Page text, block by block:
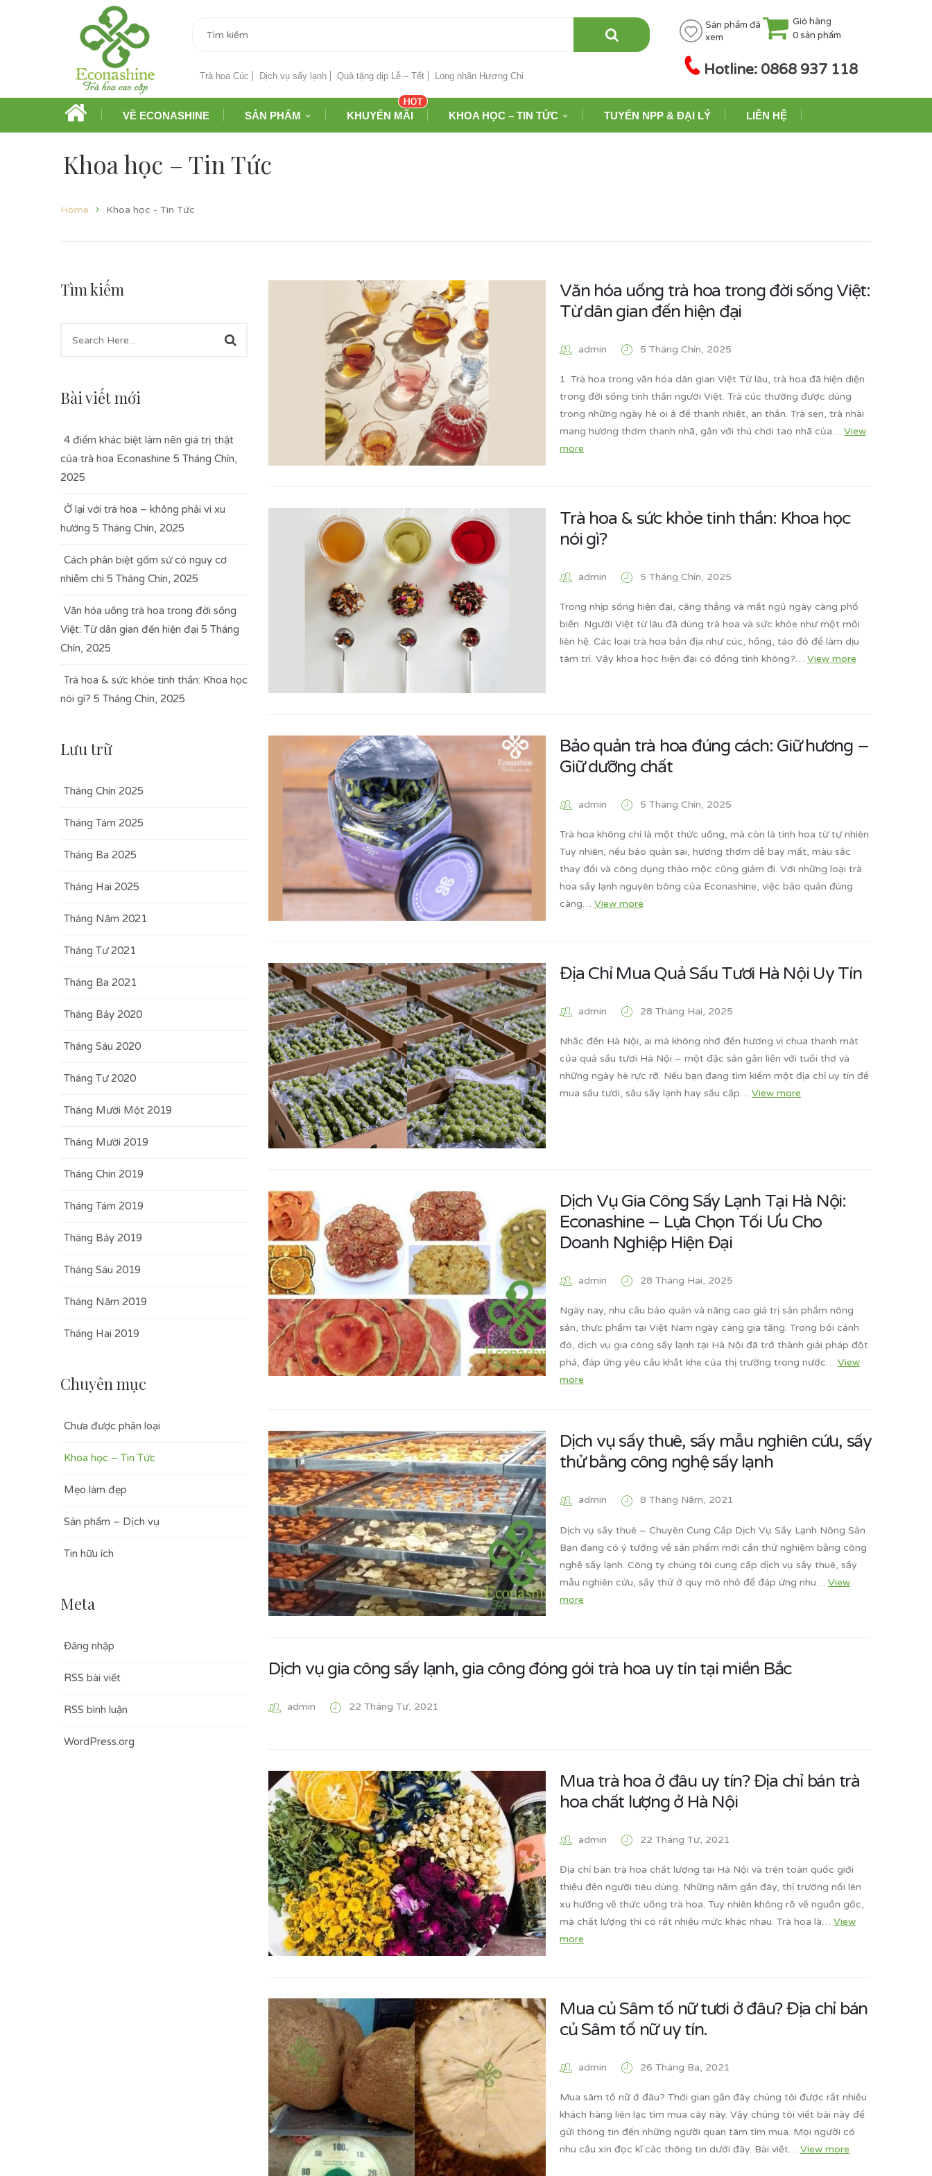
Trà hoa Cúc Dịch vụ sấy lạnh Quà tặng dịp Lễ – Tết Long nhãn Hương Chi
Sản phẩm đã
xem
Giỏ hàng
0 sản phẩm
Hotline: 0868 937 118
VỀ ECONASHINE SẢN PHẨM KHUYẾN MÃI KHOA HỌC – TIN TỨC TUYỂN NPP & ĐẠI LÝ LIÊN HỆ
Khoa học – Tin Tức
Home Khoa học - Tin Tức
Tìm kiếm
Bài viết mới
4 điểm khác biệt làm nên giá trị thật
của trà hoa Econashine 5 Tháng Chín,
2025
Ở lại với trà hoa – không phải vì xu
hướng 5 Tháng Chín, 2025
Cách phân biệt gốm sứ có nguy cơ
nhiễm chì 5 Tháng Chín, 2025
Văn hóa uống trà hoa trong đời sống
Việt: Từ dân gian đến hiện đại 5 Tháng
Chín, 2025
Trà hoa & sức khỏe tinh thần: Khoa học
nói gì? 5 Tháng Chín, 2025
Lưu trữ
Tháng Chín 2025
Tháng Tám 2025
Tháng Ba 2025
Tháng Hai 2025
Tháng Năm 2021
Tháng Tư 2021
Tháng Ba 2021
Tháng Bảy 2020
Tháng Sáu 2020
Tháng Tư 2020
Tháng Mười Một 2019
Tháng Mười 2019
Tháng Chín 2019
Tháng Tám 2019
Tháng Bảy 2019
Tháng Sáu 2019
Tháng Năm 2019
Tháng Hai 2019
Chuyên mục
Chưa được phân loại
Khoa học – Tin Tức
Mẹo làm đẹp
Sản phẩm – Dịch vụ
Tin hữu ích
Meta
Đăng nhập
RSS bài viết
RSS bình luận
WordPress.org
Văn hóa uống trà hoa trong đời sống Việt:
Từ dân gian đến hiện đại
admin 5 Tháng Chín, 2025
1. Trà hoa trong văn hóa dân gian Việt Từ lâu, trà hoa đã hiện diện
trong đời sống tinh thần người Việt. Trà cúc thường được dùng
trong những ngày hè oi ả để thanh nhiệt, an thần. Trà sen, trà nhài
mang hương thơm thanh nhã, gắn với thú chơi tao nhã của… View
more
Trà hoa & sức khỏe tinh thần: Khoa học
nói gì?
admin 5 Tháng Chín, 2025
Trong nhịp sống hiện đại, căng thẳng và mất ngủ ngày càng phổ
biến. Người Việt từ lâu đã dùng trà hoa và sức khỏe như một mối
liên hệ. Các loại trà hoa bản địa như cúc, hồng, táo đỏ để làm dịu
tâm trí. Vậy khoa học hiện đại có đồng tình không?… View more
Bảo quản trà hoa đúng cách: Giữ hương –
Giữ dưỡng chất
admin 5 Tháng Chín, 2025
Trà hoa không chỉ là một thức uống, mà còn là tinh hoa từ tự nhiên.
Tuy nhiên, nếu bảo quản sai, hương thơm dễ bay mất, màu sắc
thay đổi và công dụng thảo mộc cũng giảm đi. Với những loại trà
hoa sấy lạnh nguyên bông của Econashine, việc bảo quản đúng
càng… View more
Địa Chỉ Mua Quả Sấu Tươi Hà Nội Uy Tín
admin 28 Tháng Hai, 2025
Nhắc đến Hà Nội, ai mà không nhớ đến hương vị chua thanh mát
của quả sấu tươi Hà Nội – một đặc sản gắn liền với tuổi thơ và
những ngày hè rực rỡ. Nếu bạn đang tìm kiếm một địa chỉ uy tín để
mua sấu tươi, sấu sấy lạnh hay sấu cấp… View more
Dịch Vụ Gia Công Sấy Lạnh Tại Hà Nội:
Econashine – Lựa Chọn Tối Ưu Cho
Doanh Nghiệp Hiện Đại
admin 28 Tháng Hai, 2025
Ngày nay, nhu cầu bảo quản và nâng cao giá trị sản phẩm nông
sản, thực phẩm tại Việt Nam ngày càng gia tăng. Trong bối cảnh
đó, dịch vụ gia công sấy lạnh tại Hà Nội đã trở thành giải pháp đột
phá, đáp ứng yêu cầu khắt khe của thị trường trong nước… View
more
Dịch vụ sấy thuê, sấy mẫu nghiên cứu, sấy
thử bằng công nghệ sấy lạnh
admin 8 Tháng Năm, 2021
Dịch vụ sấy thuê – Chuyên Cung Cấp Dịch Vụ Sấy Lạnh Nông Sản
Bạn đang có ý tưởng về sản phẩm mới cần thử nghiệm bằng công
nghệ sấy lạnh. Công ty chúng tôi cung cấp dịch vụ sấy thuê, sấy
mẫu nghiên cứu, sấy thử ở quy mô nhỏ để đáp ứng nhu… View
more
Dịch vụ gia công sấy lạnh, gia công đóng gói trà hoa uy tín tại miền Bắc
admin 22 Tháng Tư, 2021
Mua trà hoa ở đâu uy tín? Địa chỉ bán trà
hoa chất lượng ở Hà Nội
admin 22 Tháng Tư, 2021
Địa chỉ bán trà hoa chất lượng tại Hà Nội và trên toàn quốc giới
thiệu đến người tiêu dùng. Những năm gần đây, thị trường nổi lên
xu hướng về thức uống trà hoa. Tuy nhiên không rõ về nguồn gốc,
mà chất lượng thì có rất nhiều mức khác nhau. Trà hoa là… View
more
Mua củ Sâm tố nữ tươi ở đâu? Địa chỉ bán
củ Sâm tố nữ uy tín.
admin 26 Tháng Ba, 2021
Mua sâm tố nữ ở đâu? Thời gian gần đây chúng tôi được rất nhiều
khách hàng liên lạc tìm mua cây này. Vậy chúng tôi viết bài này để
gửi thông tin đến những người quan tâm tìm mua. Mọi người có
nhu cầu xin đọc kĩ các thông tin dưới đây. Bài viết… View more